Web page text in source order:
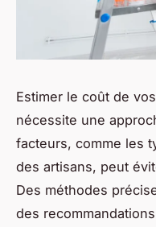
Estimer le coût de
nécessite une
facteurs, comme les
des artisans, peut
Des méthodes
des